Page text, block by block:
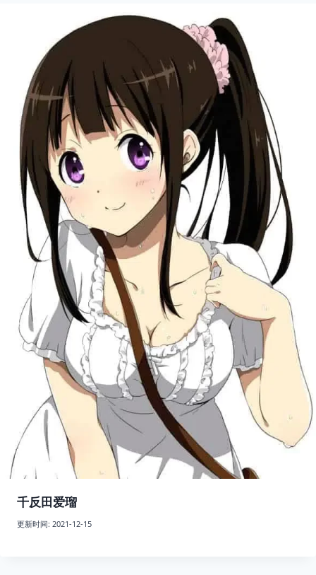
千反田爱瑠
更新时间: 2021-12-15